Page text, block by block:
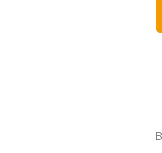
cabangTarutung